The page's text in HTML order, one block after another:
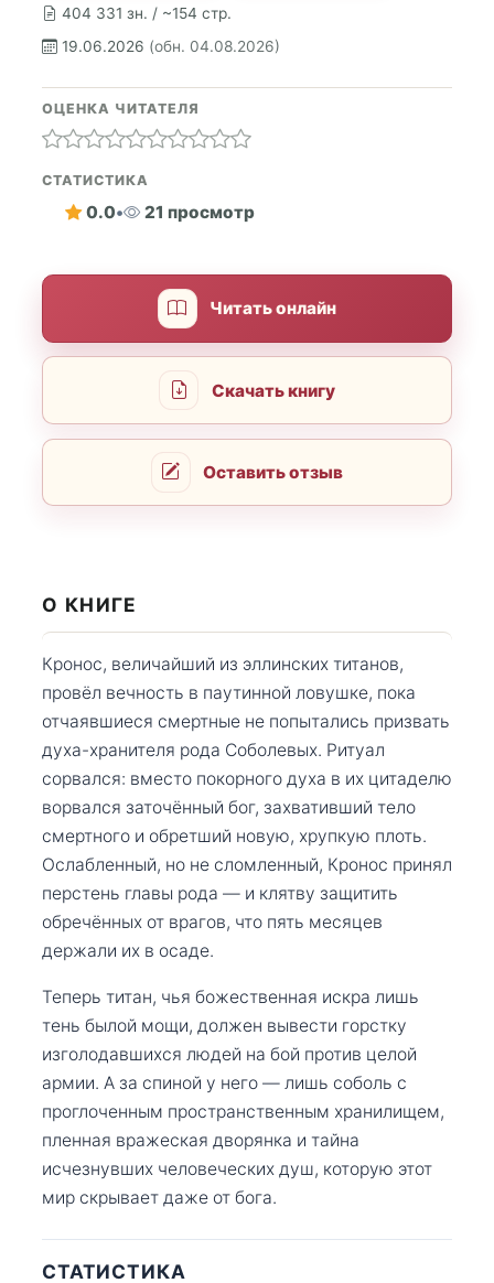
404 331 зн. / ~154 стр.
19.06.2026 (обн. 04.08.2026)
ОЦЕНКА ЧИТАТЕЛЯ
СТАТИСТИКА
0.0• 21 просмотр
Читать онлайн
Скачать книгу
Оставить отзыв
О КНИГЕ
Кронос, величайший из эллинских титанов,
провёл вечность в паутинной ловушке, пока
отчаявшиеся смертные не попытались призвать
духа-хранителя рода Соболевых. Ритуал
сорвался: вместо покорного духа в их цитаделю
ворвался заточённый бог, захвативший тело
смертного и обретший новую, хрупкую плоть.
Ослабленный, но не сломленный, Кронос принял
перстень главы рода — и клятву защитить
обречённых от врагов, что пять месяцев
держали их в осаде.
Теперь титан, чья божественная искра лишь
тень былой мощи, должен вывести горстку
изголодавшихся людей на бой против целой
армии. А за спиной у него — лишь соболь с
проглоченным пространственным хранилищем,
пленная вражеская дворянка и тайна
исчезнувших человеческих душ, которую этот
мир скрывает даже от бога.
СТАТИСТИКА